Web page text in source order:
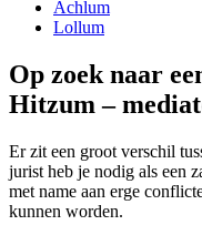
Achlum
Lollum
Op zoek naar
Hitzum –
Er zit een groot verschil
jurist heb je nodig als een
met name aan erge
kunnen worden.